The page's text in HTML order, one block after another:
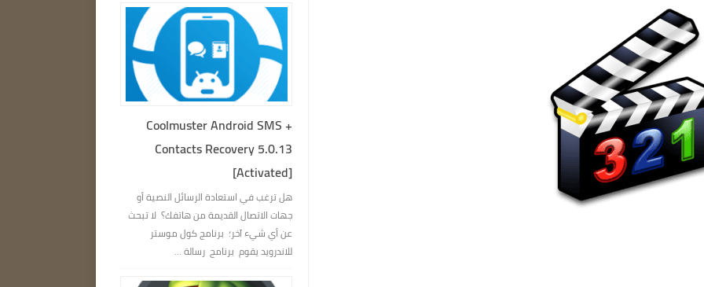
Coolmuster Android SMS +
Contacts Recovery 5.0.13
[Activated]
هل ترغب في استعادة الرسائل النصية أو
جهات الاتصال القديمة من هاتفك؟ لا تبحث
عن أي شيء آخر؛ برنامج كول موستر
للاندرويد يقوم برنامج رسالة ...